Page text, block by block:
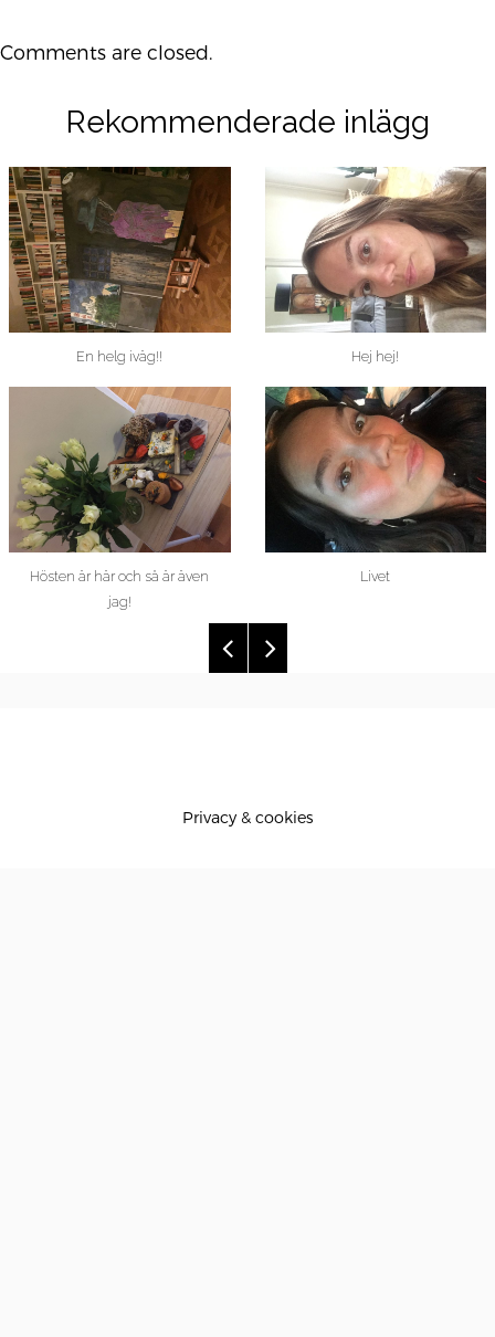
Comments are closed.
Rekommenderade inlägg
En helg iväg!!
Hösten är här och så är även
jag!
Hej hej!
Livet
Privacy & cookies